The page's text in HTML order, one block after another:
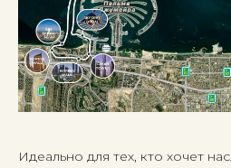
Идеально для тех, кто хочет